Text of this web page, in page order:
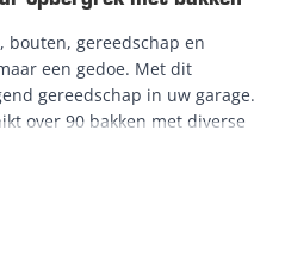
bouten, gereedschap en
een gedoe. Met dit
gereedschap in uw garage.
over 90 bakken met diverse
efficiënt en is daarnaast erg